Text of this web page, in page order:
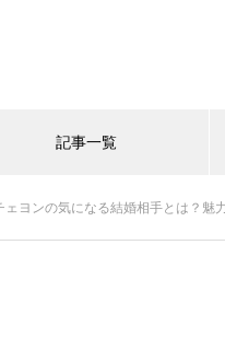
記事一覧
ェヨンの気になる結婚相手とは？魅